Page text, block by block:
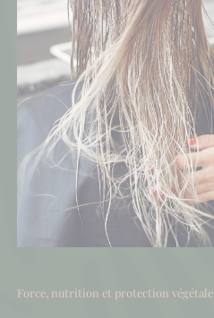
Force, nutrition et protection végétale